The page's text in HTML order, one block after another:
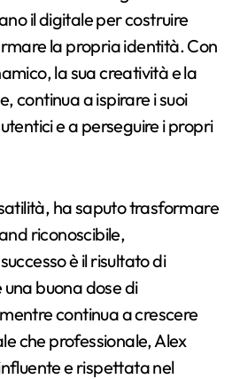
il digitale per costruire
la propria identità. Con
la sua creatività e la
continua a ispirare i suoi
e a perseguire i propri
ha saputo trasformare
riconoscibile,
è il risultato di
buona dose di
continua a crescere
che professionale, Alex
e rispettata nel